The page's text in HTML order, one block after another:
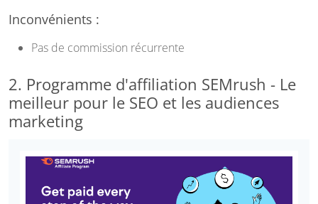
Inconvénients :
Pas de commission récurrente
2. Programme d'affiliation SEMrush - Le
meilleur pour le SEO et les audiences
marketing